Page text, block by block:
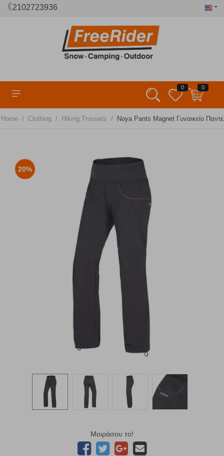
2102723936
0 0
Home / Clothing / Hiking Trousers / Noya Pants Magnet Γυναικείο
20%
Μοιράσου το!